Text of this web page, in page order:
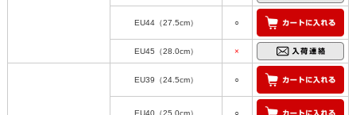
EU44（27.5cm） ○
EU45（28.0cm） ×
EU39（24.5cm） ○